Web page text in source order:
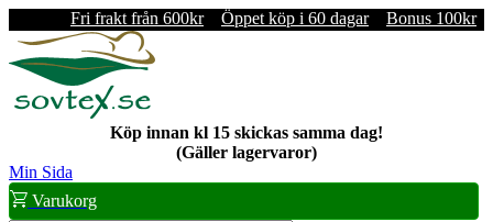
Fri frakt från 600kr Öppet köp i 60 dagar Bonus 100kr
Köp innan kl 15 skickas samma dag!
(Gäller lagervaror)
Min Sida
Varukorg